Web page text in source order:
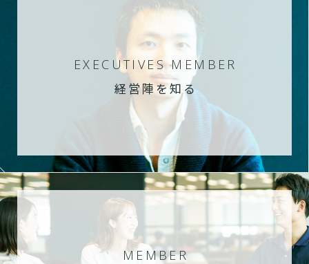
EXECUTIVES MEMBER
経営陣を知る
MEMBER